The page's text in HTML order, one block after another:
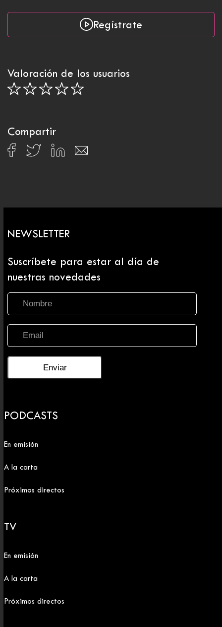
Regístrate
Valoración de los usuarios
Compartir
NEWSLETTER
Suscríbete para estar al día de
nuestras novedades
PODCASTS
En emisión
A la carta
Próximos directos
TV
En emisión
A la carta
Próximos directos